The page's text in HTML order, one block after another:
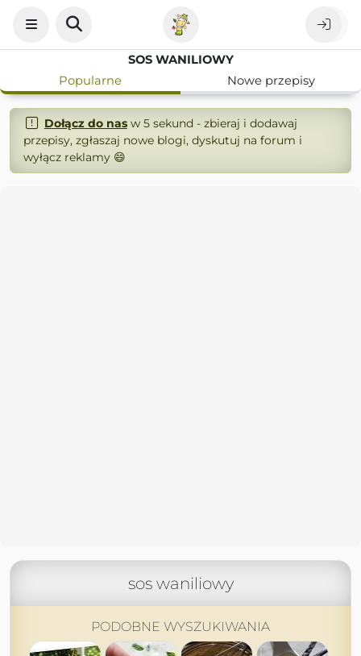
SOS WANILIOWY
Popularne
Nowe przepisy
Dołącz do nasw 5 sekund - zbieraj i dodawaj
przepisy, zgłaszaj nowe blogi, dyskutuj na forum i
wyłącz reklamy 😄
sos waniliowy
PODOBNE WYSZUKIWANIA